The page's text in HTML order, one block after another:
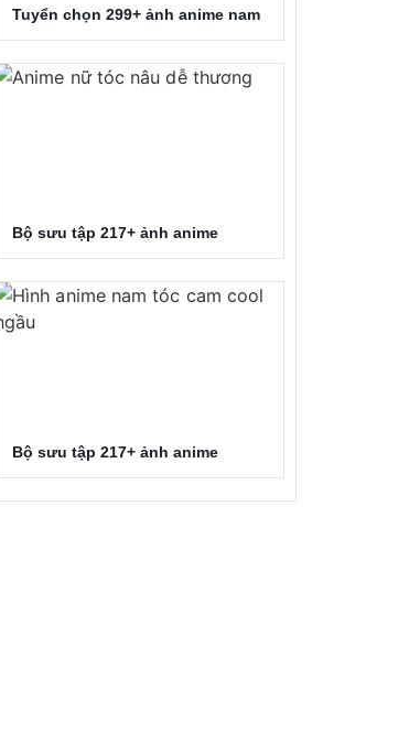
Tuyển chọn 299+ ảnh anime nam
Bộ sưu tập 217+ ảnh anime
Bộ sưu tập 217+ ảnh anime